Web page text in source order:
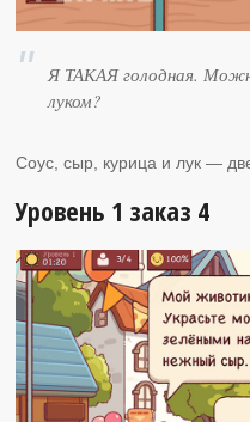
Я ТАКАЯ голодная.
луком?
Соус, сыр, курица и лук —
Уровень 1 заказ 4